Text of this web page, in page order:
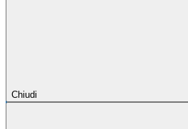
Chiudi